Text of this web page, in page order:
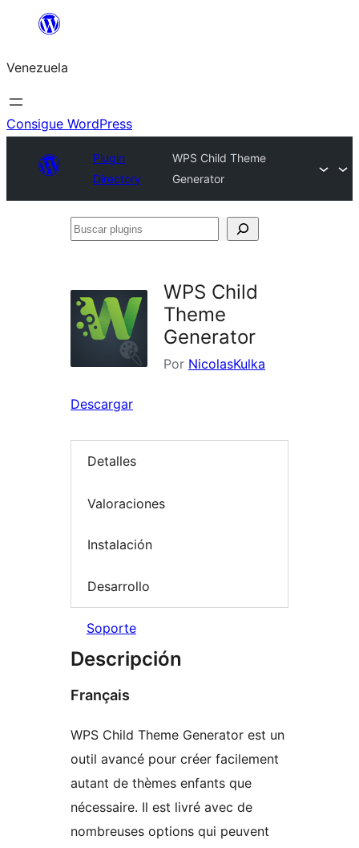
Saltar
contenido
Venezuela
Consigue WordPress
Plugin
Directory
WPS Child Theme
Generator
Buscar
WPS Child
Theme
Generator
Por NicolasKulka
Descargar
Detalles
Valoraciones
Instalación
Desarrollo
Soporte
Descripción
Français
WPS Child Theme Generator est un
outil avancé pour créer facilement
autant de thèmes enfants que
nécessaire. Il est livré avec de
nombreuses options qui peuvent